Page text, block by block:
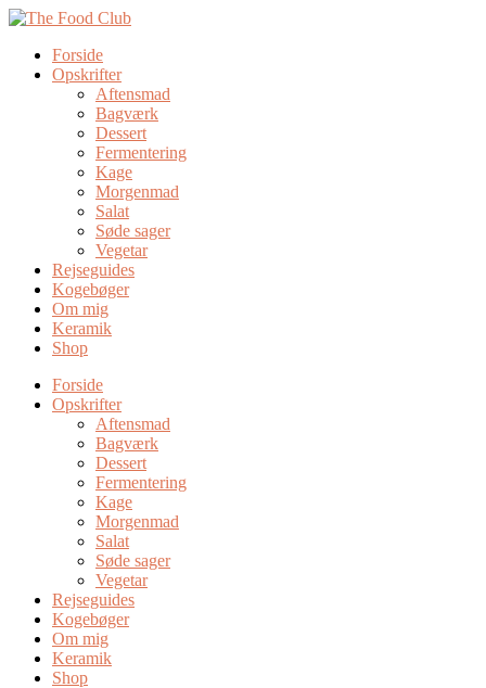
Forside
Opskrifter
Aftensmad
Bagværk
Dessert
Fermentering
Kage
Morgenmad
Salat
Søde sager
Vegetar
Rejseguides
Kogebøger
Om mig
Keramik
Shop
Forside
Opskrifter
Aftensmad
Bagværk
Dessert
Fermentering
Kage
Morgenmad
Salat
Søde sager
Vegetar
Rejseguides
Kogebøger
Om mig
Keramik
Shop